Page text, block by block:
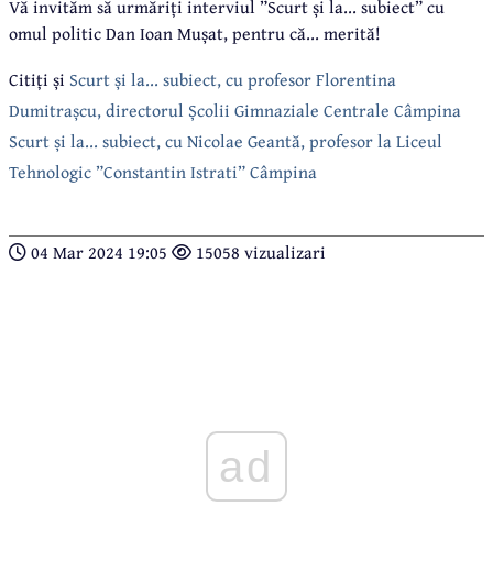
Vă invităm să urmăriți interviul ”Scurt și la... subiect” cu
omul politic Dan Ioan Mușat, pentru că... merită!
Citiți și Scurt și la... subiect, cu profesor Florentina
Dumitrașcu, directorul Școlii Gimnaziale Centrale Câmpina
Scurt și la... subiect, cu Nicolae Geantă, profesor la Liceul
Tehnologic ”Constantin Istrati” Câmpina
04 Mar 2024 19:05 15058 vizualizari
ad